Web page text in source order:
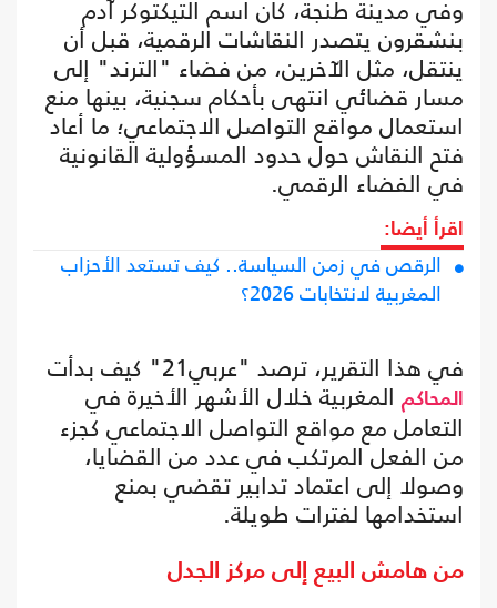
وفي مدينة طنجة، كان اسم التيكتوكر آدم
بنشقرون يتصدر النقاشات الرقمية، قبل أن
ينتقل، مثل الآخرين، من فضاء "الترند" إلى
مسار قضائي انتهى بأحكام سجنية، بينها منع
استعمال مواقع التواصل الاجتماعي؛ ما أعاد
فتح النقاش حول حدود المسؤولية القانونية
في الفضاء الرقمي.
اقرأ أيضا:
الرقص في زمن السياسة.. كيف تستعد الأحزاب
المغربية لانتخابات 2026؟
في هذا التقرير، ترصد "عربي21" كيف بدأت
المحاكم المغربية خلال الأشهر الأخيرة في
التعامل مع مواقع التواصل الاجتماعي كجزء
من الفعل المرتكب في عدد من القضايا،
وصولا إلى اعتماد تدابير تقضي بمنع
استخدامها لفترات طويلة.
من هامش البيع إلى مركز الجدل